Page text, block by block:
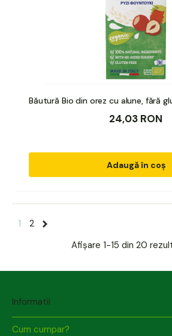
Băutură Bio din orez cu alune, fără
24,03 RON
Adaugă în coș
1
2
Afișare 1-15 din 20
Informatii
Cum cumpar?